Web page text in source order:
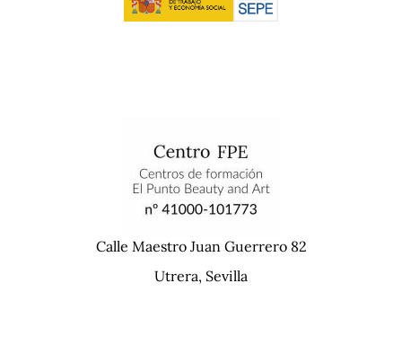
Calle Maestro Juan Guerrero 82
Utrera, Sevilla